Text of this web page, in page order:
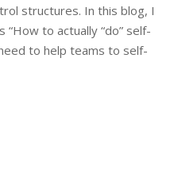
structures. In this blog, I
to actually “do” self-
to help teams to self-